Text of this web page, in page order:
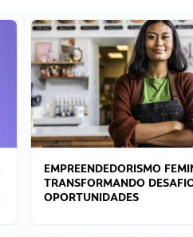
EMPREENDEDORISMO
TRANSFORMANDO
OPORTUNIDADES